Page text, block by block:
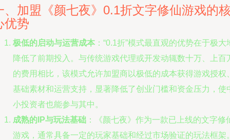
、加盟《颜七夜》0.1折文字修仙游戏的
优势
极低的启动与运营成本 ：“0.1折”模式最直观的优势在于极大
降低了前期投入。与传统游戏代理或开发动辄数十万、上百
的费用相比，该模式允许加盟商以极低的成本获得游戏授权
基础素材和运营支持，显著降低了创业门槛和资金压力，使
小投资者也能参与其中。
成熟的IP与玩法基础 ：《颜七夜》作为一款已上线的文字修
游戏，通常具备一定的玩家基础和经过市场验证的玩法框架